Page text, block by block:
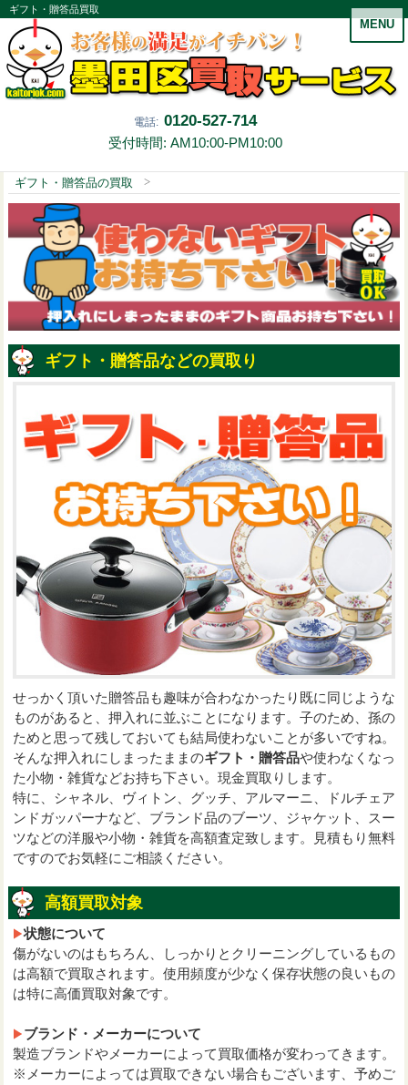
ギフト・贈答品買取
電話: 0120-527-714
受付時間: AM10:00-PM10:00
MENU
ギフト・贈答品の買取
ギフト・贈答品などの買取り
せっかく頂いた贈答品も趣味が合わなかったり既に同じような
ものがあると、押入れに並ぶことになります。子のため、孫の
ためと思って残しておいても結局使わないことが多いですね。
そんな押入れにしまったままのギフト・贈答品や使わなくなっ
た小物・雑貨などお持ち下さい。現金買取りします。
特に、シャネル、ヴィトン、グッチ、アルマーニ、ドルチェア
ンドガッパーナなど、ブランド品のブーツ、ジャケット、スー
ツなどの洋服や小物・雑貨を高額査定致します。見積もり無料
ですのでお気軽にご相談ください。
高額買取対象
状態について
傷がないのはもちろん、しっかりとクリーニングしているもの
は高額で買取されます。使用頻度が少なく保存状態の良いもの
は特に高価買取対象です。
ブランド・メーカーについて
製造ブランドやメーカーによって買取価格が変わってきます。
※メーカーによっては買取できない場合もございます、予めご